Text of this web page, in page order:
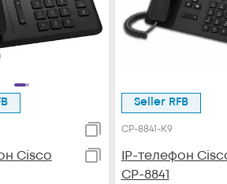
Cisco
Seller RFB
CP-8841-K9
IP-телефон
CP-8841